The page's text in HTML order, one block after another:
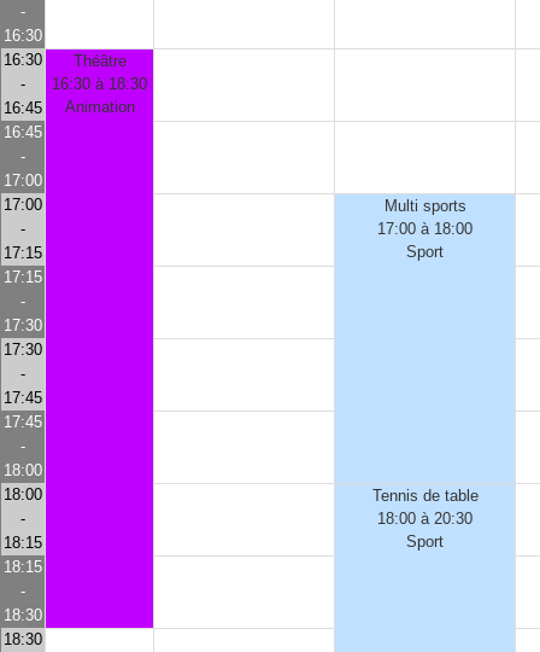
-
16:30
16:30
-
16:45
Théâtre
16:30 à 18:30
Animation
16:45
-
17:00
17:00
-
17:15
Multi sports
17:00 à 18:00
Sport
17:15
-
17:30
17:30
-
17:45
17:45
-
18:00
18:00
-
18:15
Tennis de table
18:00 à 20:30
Sport
18:15
-
18:30
18:30